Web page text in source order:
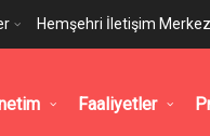
Hemşehri İletişim
Faaliyetler